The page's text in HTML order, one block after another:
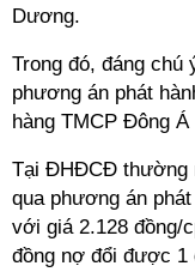
Dương.
Trong đó, đáng
phương án phát
hàng TMCP Đông Á
Tại ĐHĐCĐ thường
qua phương án
với giá 2.128 đồng/
đồng nợ đổi được 1